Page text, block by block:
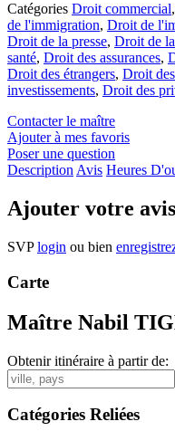
Catégories Droit commercial,
de l'immigration, Droit de
Droit de la presse, Droit de
santé, Droit des assurances,
Droit des étrangers, Droit
investissements, Droit des
Contacter le maître
Ajouter à mes favoris
Poser une question
Description Avis Heures
Ajouter votre avis
SVPlogin ou bien
Carte
Maître Nabil
Obtenir itinéraire à partir de:
Catégories Reliées